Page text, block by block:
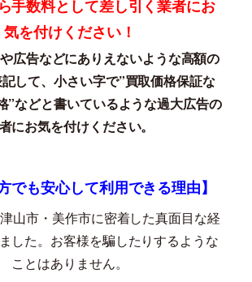
手数料として差し引く業者にお
気を付けください！
広告などにありえないような高額の
して、小さい字で”買取価格保証な
”などと書いているような過大広告の
にお気を付けください。
でも安心して利用できる理由】
山市・美作市に密着した真面目な経
した。お客様を騙したりするような
ことはありません。